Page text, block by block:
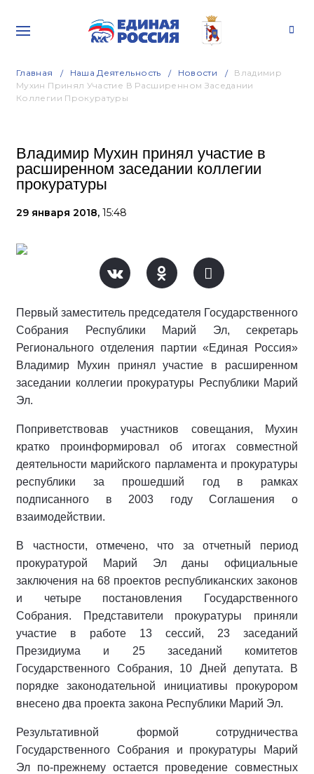
Главная Наша Деятельность Новости
Владимир
Мухин Принял Участие В Расширенном Заседании
Коллегии Прокуратуры
Владимир Мухин принял участие в
расширенном заседании коллегии
прокуратуры
29 января 2018, 15:48
Первый заместитель председателя Государственного
Собрания Республики Марий Эл, секретарь
Регионального отделения партии «Единая Россия»
Владимир Мухин принял участие в расширенном
заседании коллегии прокуратуры Республики Марий
Эл.
Поприветствовав участников совещания, Мухин
кратко проинформировал об итогах совместной
деятельности марийского парламента и прокуратуры
республики за прошедший год в рамках
подписанного в 2003 году Соглашения о
взаимодействии.
В частности, отмечено, что за отчетный период
прокуратурой Марий Эл даны официальные
заключения на 68 проектов республиканских законов
и четыре постановления Государственного
Собрания. Представители прокуратуры приняли
участие в работе 13 сессий, 23 заседаний
Президиума и 25 заседаний комитетов
Государственного Собрания, 10 Дней депутата. В
порядке законодательной инициативы прокурором
внесено два проекта закона Республики Марий Эл.
Результативной формой сотрудничества
Государственного Собрания и прокуратуры Марий
Эл по-прежнему остается проведение совместных